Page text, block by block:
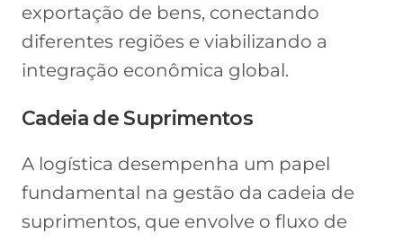
exportação de bens, conectando
diferentes regiões e viabilizando a
integração econômica global.
Cadeia de Suprimentos
A logística desempenha um papel
fundamental na gestão da cadeia de
suprimentos, que envolve o fluxo de